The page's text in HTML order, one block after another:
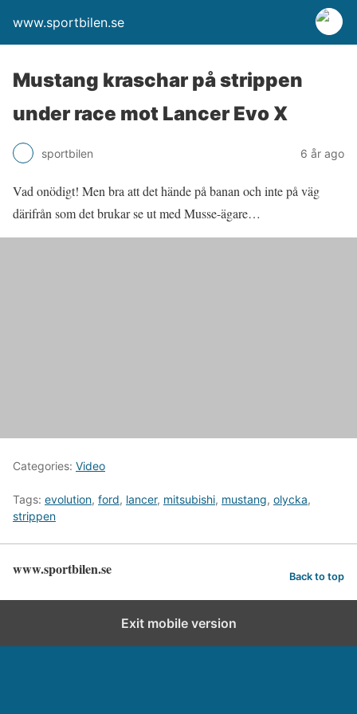
www.sportbilen.se
Mustang kraschar på strippen
under race mot Lancer Evo X
sportbilen 6 år ago
Vad onödigt! Men bra att det hände på banan och inte på väg
därifrån som det brukar se ut med Musse-ägare…
Categories: Video
Tags: evolution, ford, lancer, mitsubishi, mustang, olycka,
strippen
www.sportbilen.se Back to top
Exit mobile version